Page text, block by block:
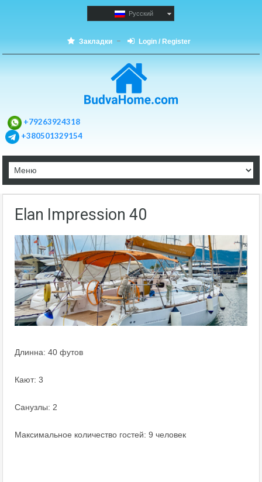
Русский
Закладки Login / Register
+79263924318
+380501329154
Elan Impression 40
Длинна: 40 футов
Кают: 3
Санузлы: 2
Максимальное количество гостей: 9 человек